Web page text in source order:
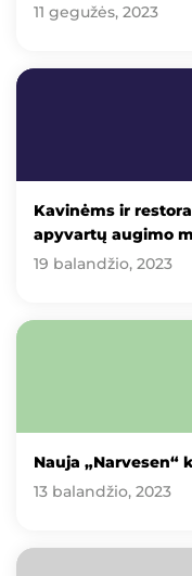
11 gegužės, 2023
Kavinėms ir
apyvartų augimo
19 balandžio, 2023
Nauja „Narvesen“
13 balandžio, 2023